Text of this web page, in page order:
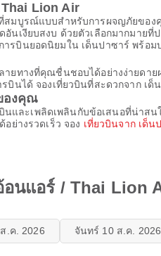
Lion Air
มบูรณ์แบบสําหรับการผจญภัยของ
เงียบสงบ ด้วยตัวเลือกมากมายที่
ารบินยอดนิยมใน เด็นปาซาร์ พร้อม
ายทางที่คุณชื่นชอบได้อย่างง่ายด
บินได้ จองเที่ยวบินที่สะดวกจาก เด็
องคุณ
นและเพลิดเพลินกับข้อเสนอที่น่า
ย่างรวดเร็ว จอง เที่ยวบินจาก เด็น
นแอร์ / Thai Lion
.ค. 2026 จันทร์ 10 ส.ค. 2026